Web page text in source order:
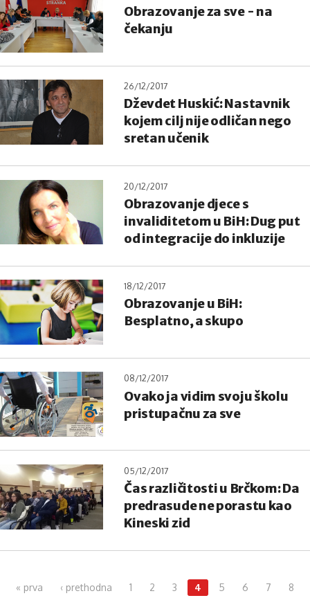
Obrazovanje za sve - na
čekanju
26/12/2017
Dževdet Huskić: Nastavnik
kojem cilj nije odličan nego
sretan učenik
20/12/2017
Obrazovanje djece s
invaliditetom u BiH: Dug put
od integracije do inkluzije
18/12/2017
Obrazovanje u BiH:
Besplatno, a skupo
08/12/2017
Ovako ja vidim svoju školu
pristupačnu za sve
05/12/2017
Čas različitosti u Brčkom: Da
predrasude ne porastu kao
Kineski zid
« prva ‹ prethodna 1 2 3 4 5 6 7
8